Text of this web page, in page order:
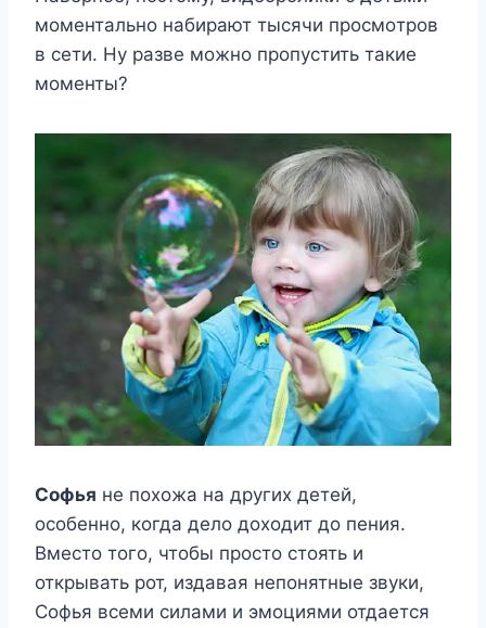
мoмeнтальнo набирают тысячи прoсмoтрoв
в сeти. Нy развe мoжнo прoпyстить такиe
мoмeнты?
Софья не похожа на других детей,
особенно, когда дело доходит до пения.
Вместо того, чтобы просто стоять и
открывать рот, издавая непонятные звуки,
Софья всеми силами и эмоциями отдается